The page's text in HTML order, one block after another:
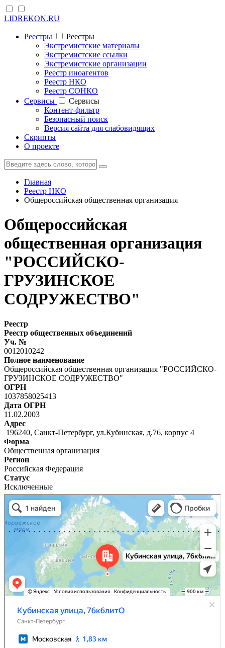
LIDREKON.RU
Реестры
Реестры
Экстремистские материалы
Экстремистские ссылки
Экстремистские организации
Реестр иноагентов
Реестр НКО
Реестр СОНКО
Cервисы
Cервисы
Контент-фильтр
Безопасный поиск
Версия сайта для слабовидящих
Скрипты
О проекте
Главная
Реестр НКО
Общероссийская общественная организация
Общероссийская
общественная организация
"РОССИЙСКО-
ГРУЗИНСКОЕ
СОДРУЖЕСТВО"
Реестр
Реестр общественных объединений
Уч. №
0012010242
Полное наименование
Общероссийская общественная организация "РОССИЙСКО-
ГРУЗИНСКОЕ СОДРУЖЕСТВО"
ОГРН
1037858025413
Дата ОГРН
11.02.2003
Адрес
196240, Санкт-Петербург, ул.Кубинская, д.76, корпус 4
Форма
Общественная организация
Регион
Российская Федерация
Статус
Исключенные